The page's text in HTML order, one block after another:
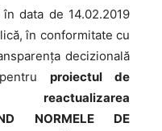
în data de 14.02.2019
în conformitate cu
decizională
pentruproiectul de
NORMELE DE